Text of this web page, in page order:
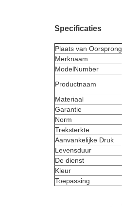
Specificaties
Plaats van Oorsprong
Merknaam
ModelNumber
Productnaam
Materiaal
Garantie
Norm
Treksterkte
Aanvankelijke Druk
Levensduur
De dienst
Kleur
Toepassing